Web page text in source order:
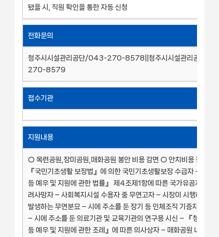
됐을 시, 직원 확인을 통한 자동 신청
전화문의
청주시시설관리공단/043-270-8578||청주시시설관리공단/
270-8579
접수기관
지원내용
○ 목련공원,장미공원,매화공원 봉안 비용 감면 ○ 안치비용 감면
『국민기초생활 보장법』에 의한 국민기초생활보장 수급자 – 『국
등 예우 및 지원에 관한 법률』 제4조제1항에 따른 국가유공자 – 무
려사망자 – 사회복지시설 수용자 중 무연고자 – 시장이 시행하는 사
발생하는 무연분묘 – 시에 주소를 둔 장기 등 인체조직 기증자(장기
– 시에 주소를 둔 의료기관 및 교육기관의 연구용 시신 – 『청주시
등 예우 및 지원에 관한 조례』에 따른 의사상자 – 매화공원 내 분묘